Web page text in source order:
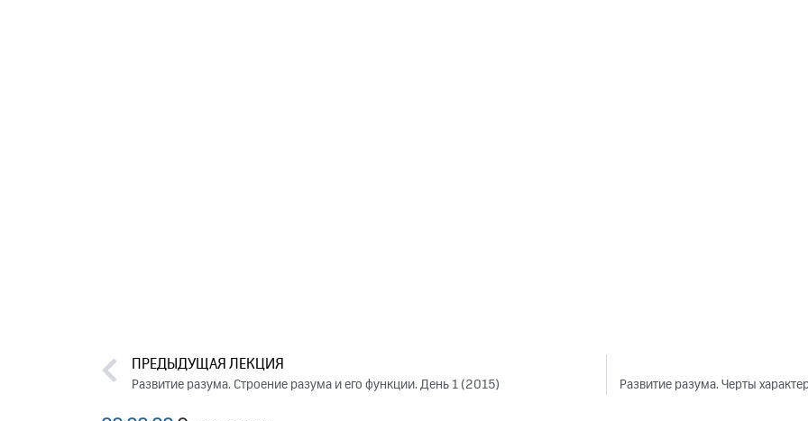
ПРЕДЫДУЩАЯ ЛЕКЦИЯ
Развитие разума. Строение разума и его функции. День 1 (2015) Развитие разума. Черты